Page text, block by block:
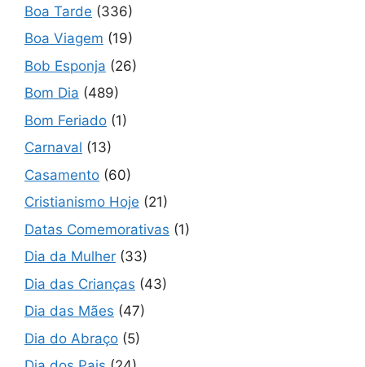
Boa Tarde (336)
Boa Viagem (19)
Bob Esponja (26)
Bom Dia (489)
Bom Feriado (1)
Carnaval (13)
Casamento (60)
Cristianismo Hoje (21)
Datas Comemorativas (1)
Dia da Mulher (33)
Dia das Crianças (43)
Dia das Mães (47)
Dia do Abraço (5)